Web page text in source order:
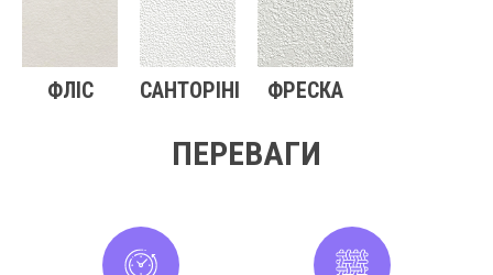
ФЛІС САНТОРІНІ ФРЕСКА
ПЕРЕВАГИ